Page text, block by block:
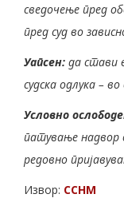
сведочење пред
пред суд во
Уапсен: да стави
судска одлука –
Условно
патување надвор
редовно
Извор: ССНМ